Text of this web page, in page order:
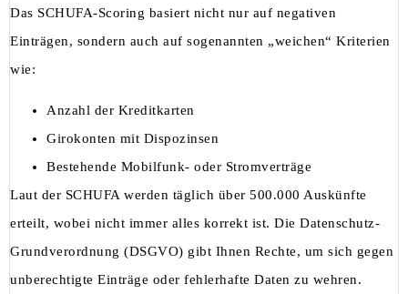
Das SCHUFA-Scoring basiert nicht nur auf negativen
Einträgen, sondern auch auf sogenannten „weichen“ Kriterien
wie:
Anzahl der Kreditkarten
Girokonten mit Dispozinsen
Bestehende Mobilfunk- oder Stromverträge
Laut der SCHUFA werden täglich über 500.000 Auskünfte
erteilt, wobei nicht immer alles korrekt ist. Die Datenschutz-
Grundverordnung (DSGVO) gibt Ihnen Rechte, um sich gegen
unberechtigte Einträge oder fehlerhafte Daten zu wehren.